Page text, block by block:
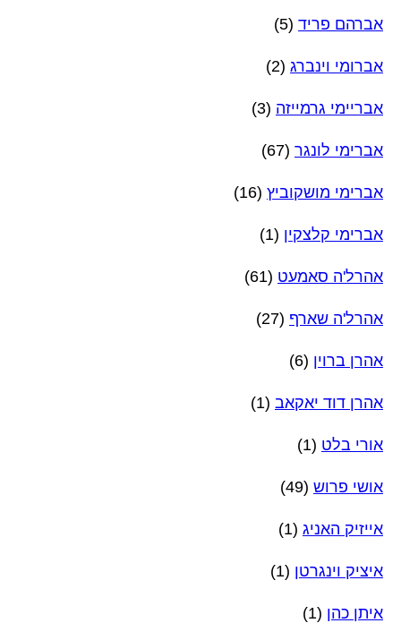
אברהם פריד (5)
אברומי וינברג (2)
אבריימי גרמייזה (3)
אברימי לונגר (67)
אברימי מושקוביץ (16)
אברימי קלצקין (1)
אהרל'ה סאמעט (61)
אהרל'ה שארף (27)
אהרן ברוין (6)
אהרן דוד יאקאב (1)
אורי בלט (1)
אושי פרוש (49)
אייזיק האניג (1)
איציק וינגרטן (1)
איתן כהן (1)